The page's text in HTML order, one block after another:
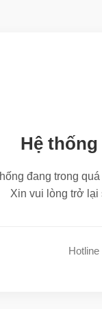
Hệ
đang trong
Xin vui lòng trở lại